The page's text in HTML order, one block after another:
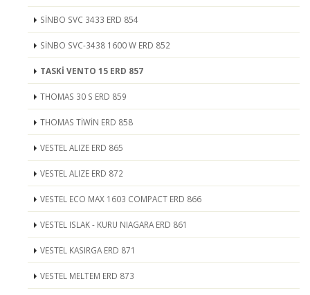
SİNBO SVC 3433 ERD 854
SİNBO SVC-3438 1600 W ERD 852
TASKİ VENTO 15 ERD 857
THOMAS 30 S ERD 859
THOMAS TİWİN ERD 858
VESTEL ALIZE ERD 865
VESTEL ALIZE ERD 872
VESTEL ECO MAX 1603 COMPACT ERD 866
VESTEL ISLAK - KURU NIAGARA ERD 861
VESTEL KASIRGA ERD 871
VESTEL MELTEM ERD 873